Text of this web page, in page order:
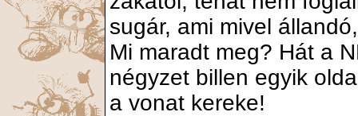
sugár, ami mivel
Mi maradt meg? Hát a
négyzet billen egyik
a vonat kereke!